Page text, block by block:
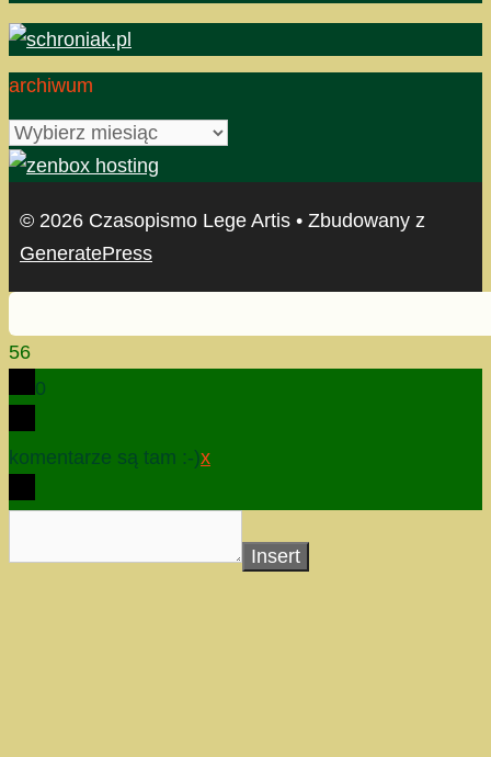
archiwum
archiwum
© 2026 Czasopismo Lege Artis • Zbudowany z
GeneratePress
56
0
komentarze są tam :-)x
Insert